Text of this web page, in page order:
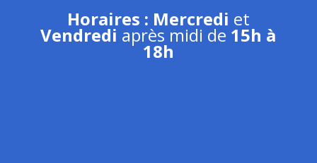
Horaires : Mercredi et
Vendredi après midi de 15h à
18h